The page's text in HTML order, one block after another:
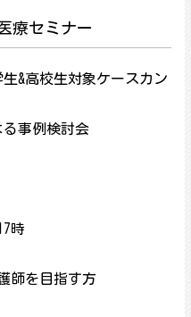
療セミナー
&高校生対象ケースカン
る事例検討会
時
師を目指す方